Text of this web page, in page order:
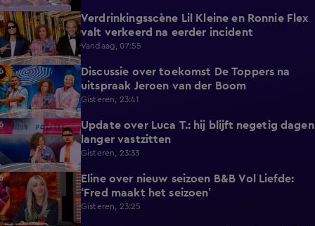
4:12
Verdrinkingsscène Lil Kleine en Ronnie Flex
valt verkeerd na eerder incident
Vandaag, 07:55
1:48
Discussie over toekomst De Toppers na
uitspraak Jeroen van der Boom
Gisteren, 23:41
1:34
Update over Luca T.: hij blijft negetig dagen
langer vastzitten
Gisteren, 23:33
3:33
Eline over nieuw seizoen B&B Vol Liefde:
‘Fred maakt het seizoen’
Gisteren, 23:25